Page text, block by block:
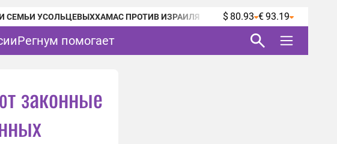
СЕМЬИ УСОЛЬЦЕВЫХХАМАС ПРОТИВ ИЗРАИЛЯ $ 80.93 € 93.19
Регнум помогает
законные